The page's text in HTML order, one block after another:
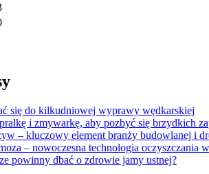
się do kilkudniowej wyprawy wędkarskiej
i zmywarkę, aby pozbyć się brzydkich
– kluczowy element branży budowlanej i
– nowoczesna technologia oczyszczania
powinny dbać o zdrowie jamy ustnej?